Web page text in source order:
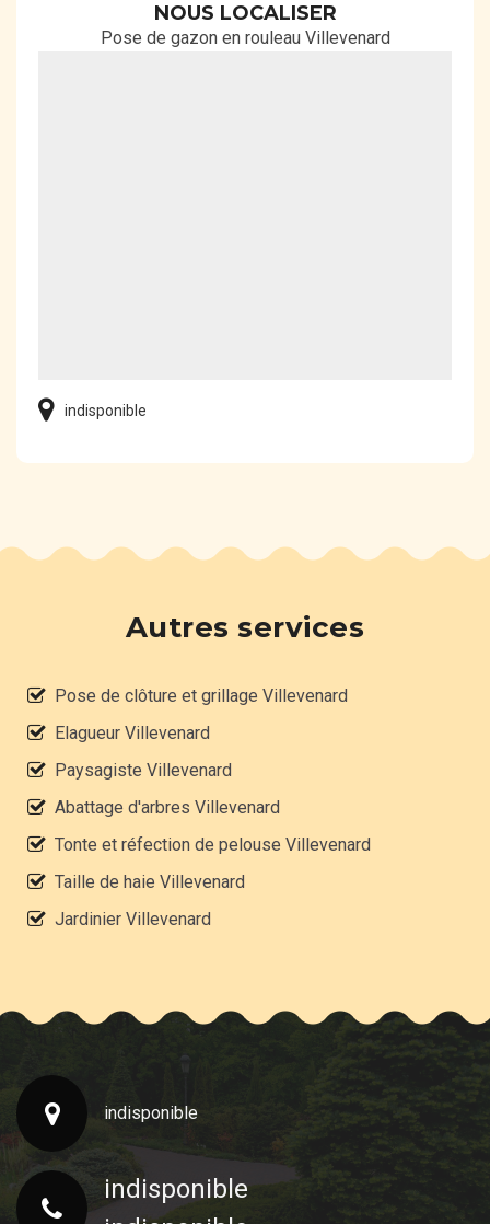
NOUS LOCALISER
Pose de gazon en rouleau Villevenard
indisponible
Autres services
Pose de clôture et grillage Villevenard
Elagueur Villevenard
Paysagiste Villevenard
Abattage d'arbres Villevenard
Tonte et réfection de pelouse Villevenard
Taille de haie Villevenard
Jardinier Villevenard
indisponible
indisponible